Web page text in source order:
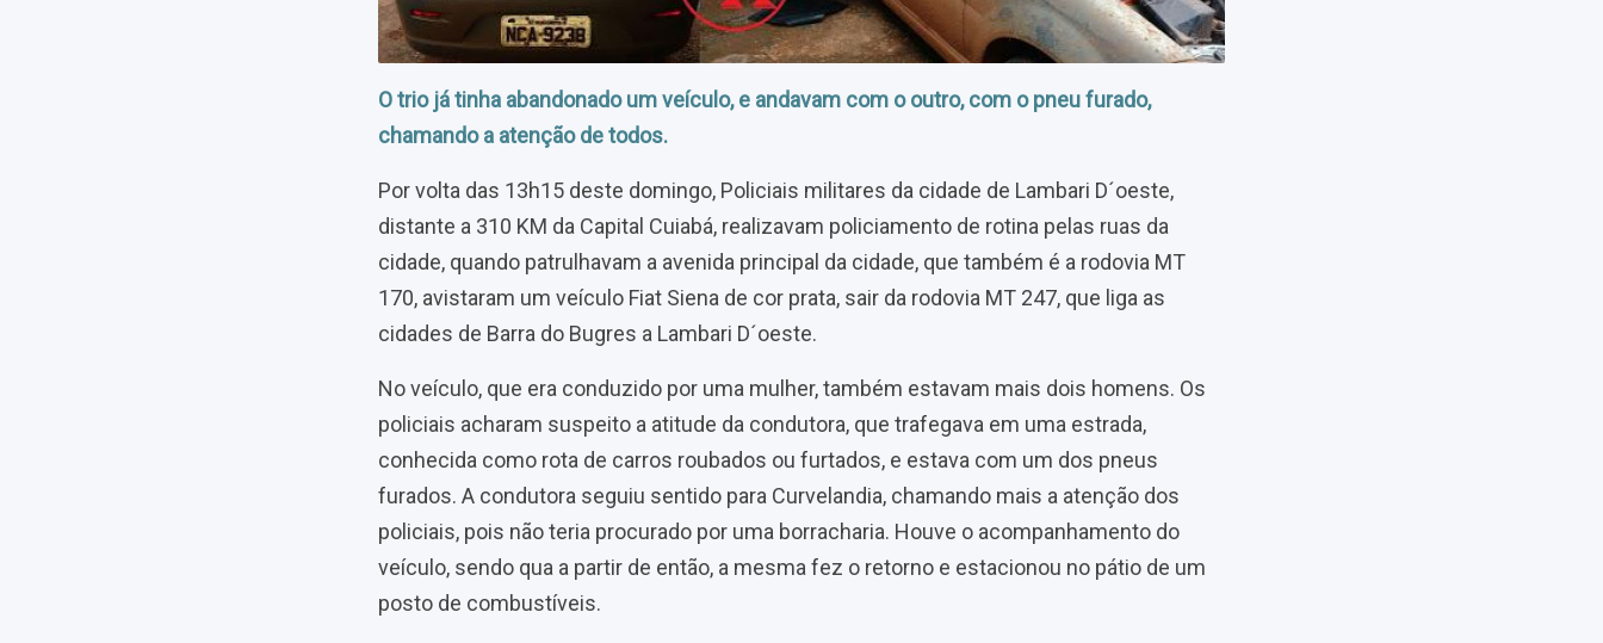
O trio já tinha abandonado um veículo, e andavam com o outro, com o pneu furado,
chamando a atenção de todos.
Por volta das 13h15 deste domingo, Policiais militares da cidade de Lambari D´oeste,
distante a 310 KM da Capital Cuiabá, realizavam policiamento de rotina pelas ruas da
cidade, quando patrulhavam a avenida principal da cidade, que também é a rodovia MT
170, avistaram um veículo Fiat Siena de cor prata, sair da rodovia MT 247, que liga as
cidades de Barra do Bugres a Lambari D´oeste.
No veículo, que era conduzido por uma mulher, também estavam mais dois homens. Os
policiais acharam suspeito a atitude da condutora, que trafegava em uma estrada,
conhecida como rota de carros roubados ou furtados, e estava com um dos pneus
furados. A condutora seguiu sentido para Curvelandia, chamando mais a atenção dos
policiais, pois não teria procurado por uma borracharia. Houve o acompanhamento do
veículo, sendo qua a partir de então, a mesma fez o retorno e estacionou no pátio de um
posto de combustíveis.